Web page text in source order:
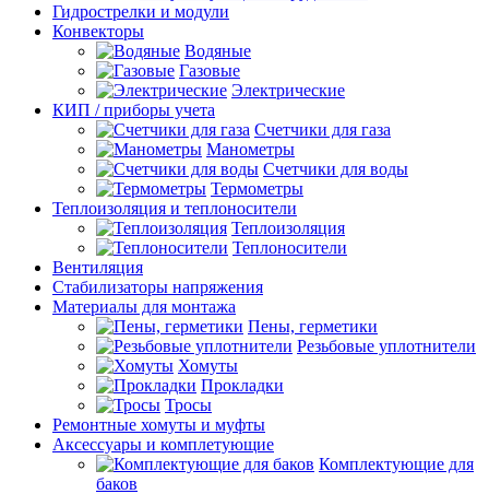
Гидрострелки и модули
Конвекторы
Водяные
Газовые
Электрические
КИП / приборы учета
Счетчики для газа
Манометры
Счетчики для воды
Термометры
Теплоизоляция и теплоносители
Теплоизоляция
Теплоносители
Вентиляция
Стабилизаторы напряжения
Материалы для монтажа
Пены, герметики
Резьбовые уплотнители
Хомуты
Прокладки
Тросы
Ремонтные хомуты и муфты
Аксессуары и комплетующие
Комплектующие для
баков